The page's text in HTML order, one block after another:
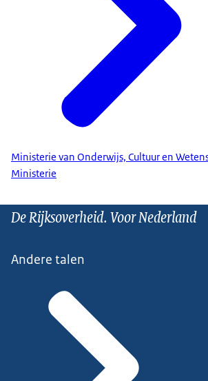
Ministerie van Onderwijs, Cultuur en
Ministerie
De Rijksoverheid. Voor Nederland
Andere talen